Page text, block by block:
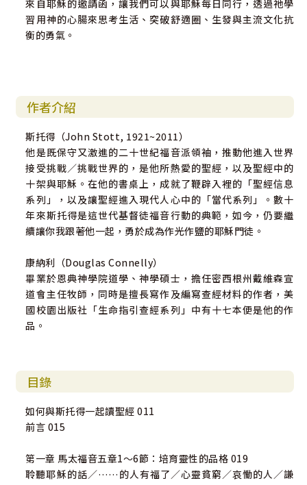
來自耶穌的邀請函，讓我們可以與耶穌每日同行，透過祂學
習用神的心腸來思考生活、突破舒適圈、生發與主流文化抗
衡的勇氣。
作者介紹
斯托得（John Stott, 1921~2011）
他是既保守又激進的二十世紀福音派領袖，推動他進入世界
接受挑戰／挑戰世界的，是他所熱愛的聖經，以及聖經中的
十架與耶穌。在他的書桌上，成就了鞭辟入裡的「聖經信息
系列」，以及讓聖經進入現代人心中的「當代系列」。數十
年來斯托得是這世代基督徒福音行動的典範，如今，仍要繼
續讓你我跟著他一起，勇於成為作光作鹽的耶穌門徒。
康納利（Douglas Connelly）
畢業於恩典神學院道學、神學碩士，擔任密西根州戴維森宣
道會主任牧師，同時是擅長寫作及編寫查經材料的作者，美
國校園出版社「生命指引查經系列」中有十七本便是他的作
品。
目錄
如何與斯托得一起讀聖經 011
前言 015
第一章 馬太福音五章1～6節：培育靈性的品格 019
聆聽耶穌的話／……的人有福了／心靈貧窮／哀慟的人／謙